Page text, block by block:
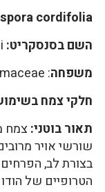
cordifolia
השם בסנסקריט:
משפחה: Menispermaceae
חלקי צמח
תאור בוטני:צמח
שורשי אויר
בצורת לב, הפרחים
הטרופיים של הודו